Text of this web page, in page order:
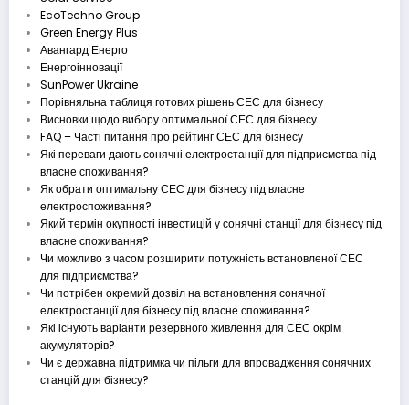
EcoTechno Group
Green Energy Plus
Авангард Енерго
Енергоінновації
SunPower Ukraine
Порівняльна таблиця готових рішень СЕС для бізнесу
Висновки щодо вибору оптимальної СЕС для бізнесу
FAQ – Часті питання про рейтинг СЕС для бізнесу
Які переваги дають сонячні електростанції для підприємства під
власне споживання?
Як обрати оптимальну СЕС для бізнесу під власне
електроспоживання?
Який термін окупності інвестицій у сонячні станції для бізнесу під
власне споживання?
Чи можливо з часом розширити потужність встановленої СЕС
для підприємства?
Чи потрібен окремий дозвіл на встановлення сонячної
електростанції для бізнесу під власне споживання?
Які існують варіанти резервного живлення для СЕС окрім
акумуляторів?
Чи є державна підтримка чи пільги для впровадження сонячних
станцій для бізнесу?